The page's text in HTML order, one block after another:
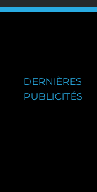
DERNIÈRES
PUBLICITÉS